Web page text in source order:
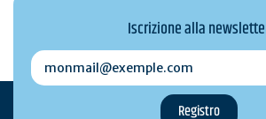
Iscrizione alla
monmail@exemple.com